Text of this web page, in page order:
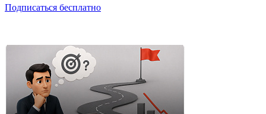
Подписаться бесплатно